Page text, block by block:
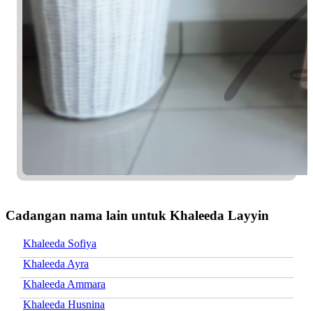
Cadangan nama lain untuk Khaleeda Layyin
Khaleeda Sofiya
Khaleeda Ayra
Khaleeda Ammara
Khaleeda Husnina